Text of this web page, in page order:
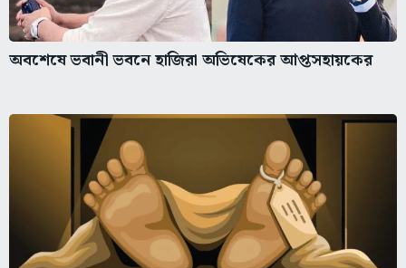
অবশেষে ভবানী ভবনে হাজিরা অভিষেকের আপ্তসহায়কের